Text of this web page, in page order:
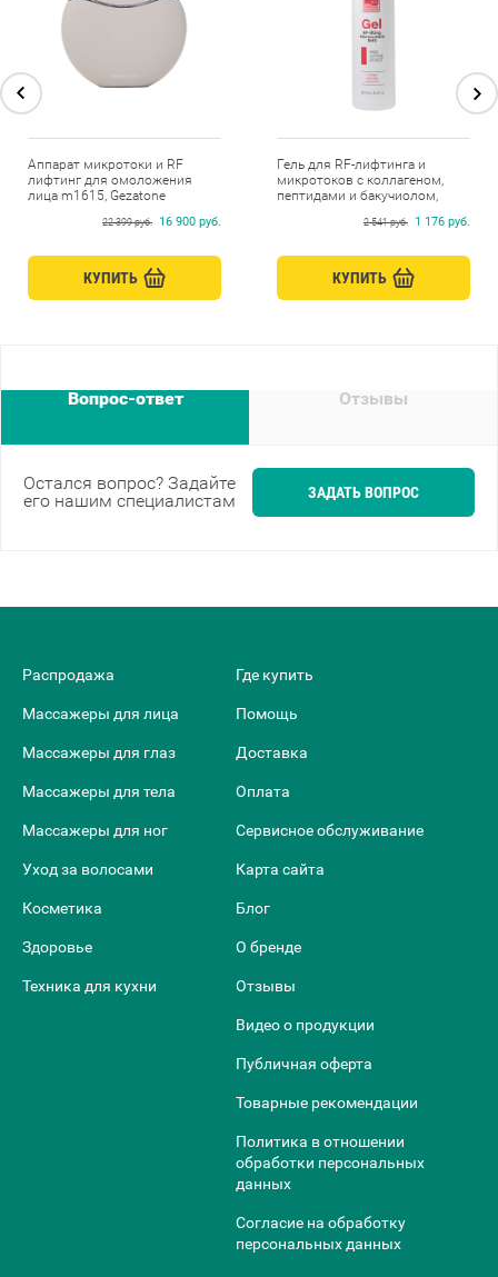
Аппарат микротоки и RF
лифтинг для омоложения
лица m1615, Gezatone
22 399 руб. 16 900 руб.
КУПИТЬ
Гель для RF-лифтинга и
микротоков с коллагеном,
пептидами и бакучиолом,
2 541 руб. 1 176 руб.
КУПИТЬ
Вопрос-ответ Отзывы
Остался вопрос? Задайте
его нашим специалистам
ЗАДАТЬ ВОПРОС
Распродажа
Массажеры для лица
Массажеры для глаз
Массажеры для тела
Массажеры для ног
Уход за волосами
Косметика
Здоровье
Техника для кухни
Где купить
Помощь
Доставка
Оплата
Сервисное обслуживание
Карта сайта
Блог
О бренде
Отзывы
Видео о продукции
Публичная оферта
Товарные рекомендации
Политика в отношении
обработки персональных
данных
Согласие на обработку
персональных данных